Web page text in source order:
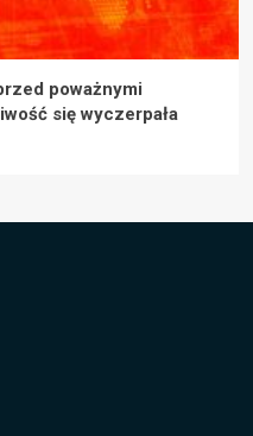
poważnymi
się wyczerpała